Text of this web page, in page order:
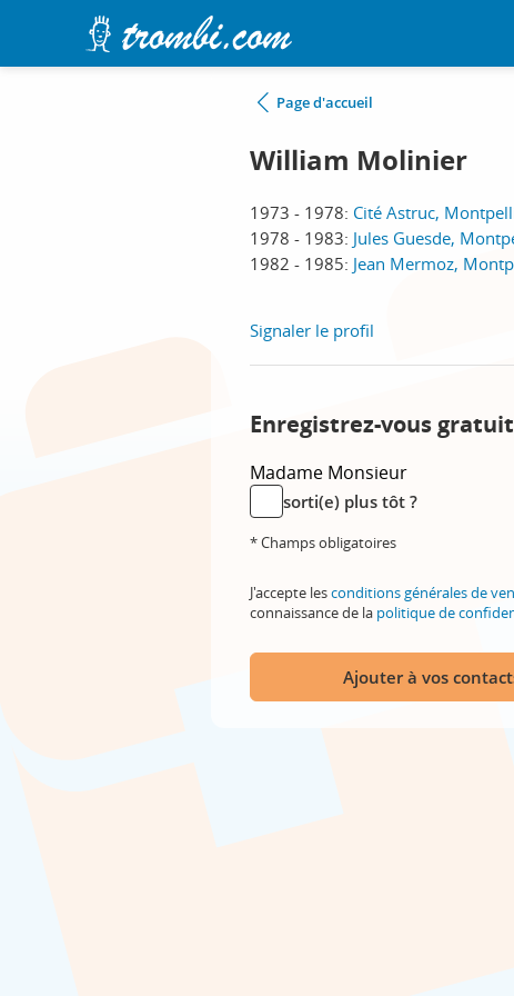
Page d'accueil
William Molinier
1973 - 1978: Cité Astruc,
1978 - 1983: Jules Guesde,
1982 - 1985: Jean Mermoz,
Signaler le profil
Enregistrez-vous
Madame Monsieur
sorti(e) plus tôt ?
* Champs obligatoires
J'accepte lesconditions générales de
connaissance de la politique de
Ajouter à vos